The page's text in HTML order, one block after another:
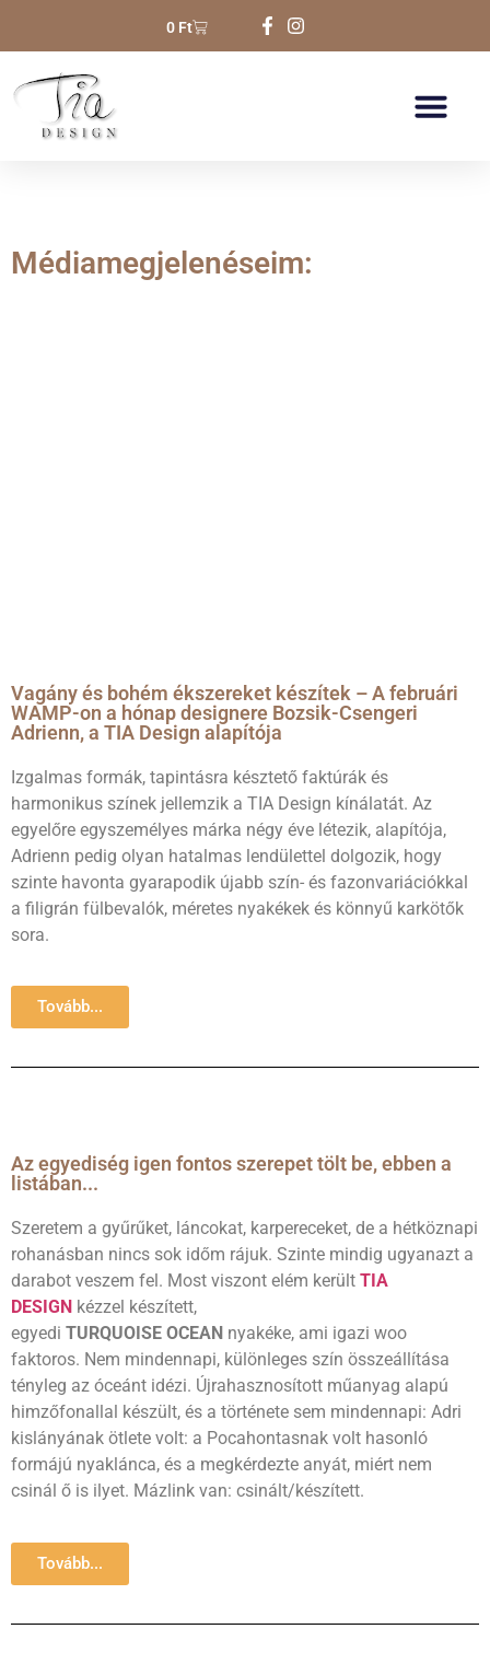
0 Ft
Médiamegjelenéseim:
Vagány és bohém ékszereket készítek – A februári
WAMP-on a hónap designere Bozsik-Csengeri
Adrienn, a TIA Design alapítója
Izgalmas formák, tapintásra késztető faktúrák és
harmonikus színek jellemzik a TIA Design kínálatát. Az
egyelőre egyszemélyes márka négy éve létezik, alapítója,
Adrienn pedig olyan hatalmas lendülettel dolgozik, hogy
szinte havonta gyarapodik újabb szín- és fazonvariációkkal
a filigrán fülbevalók, méretes nyakékek és könnyű karkötők
sora.
Tovább...
Az egyediség igen fontos szerepet tölt be, ebben a
listában...
Szeretem a gyűrűket, láncokat, karpereceket, de a hétköznapi
rohanásban nincs sok időm rájuk. Szinte mindig ugyanazt a
darabot veszem fel. Most viszont elém került TIA
DESIGN kézzel készített,
egyedi TURQUOISE OCEAN nyakéke, ami igazi woo
faktoros. Nem mindennapi, különleges szín összeállítása
tényleg az óceánt idézi. Újrahasznosított műanyag alapú
himzőfonallal készült, és a története sem mindennapi: Adri
kislányának ötlete volt: a Pocahontasnak volt hasonló
formájú nyaklánca, és a megkérdezte anyát, miért nem
csinál ő is ilyet. Mázlink van: csinált/készített.
Tovább...